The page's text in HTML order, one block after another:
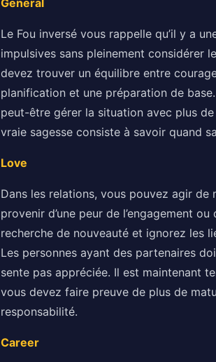
Le Fou inversé vous rappelle qu’il y a
impulsives sans pleinement considérer
devez trouver un équilibre entre
planification et une préparation de
peut-être gérer la situation avec plus
vraie sagesse consiste à savoir quand
Love
Dans les relations, vous pouvez agir
provenir d’une peur de l’engagement
recherche de nouveauté et ignorez les
Les personnes ayant des partenaires
sente pas appréciée. Il est maintenant
vous devez faire preuve de plus de
responsabilité.
Career